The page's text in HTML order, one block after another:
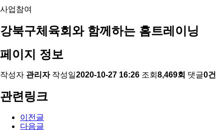
사업참여
강북구체육회와 함께하는 홈트레이닝
페이지 정보
작성자 관리자 작성일2020-10-27 16:26 조회 8,469회 댓글0건
관련링크
이전글
다음글